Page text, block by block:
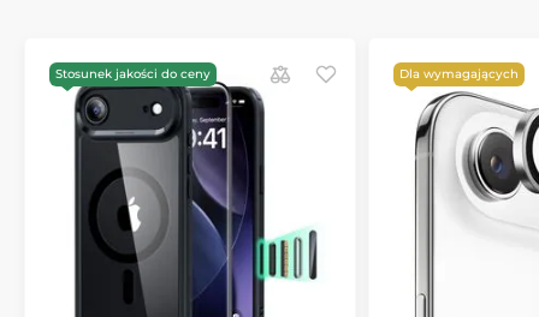
całej powierzchni zapewnia, że przy stłuczeniu nie
pozostaną żadne odłamki.
Stosunek jakości do ceny Dla wymagających